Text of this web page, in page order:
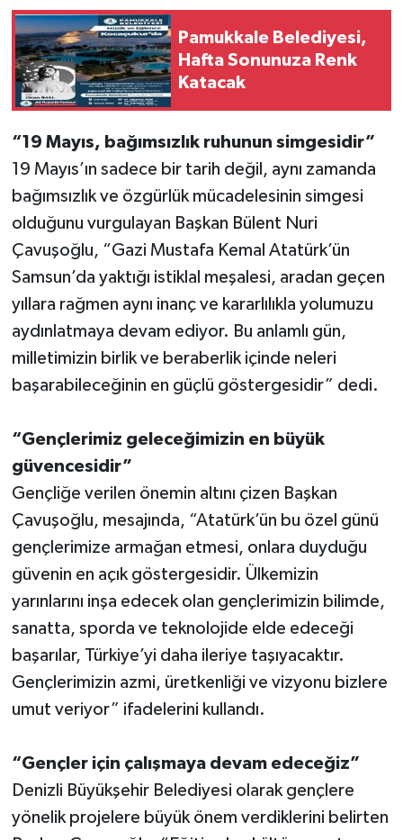
Pamukkale Belediyesi,
Hafta Sonunuza Renk
Katacak
“19 Mayıs, bağımsızlık ruhunun simgesidir”
19 Mayıs’ın sadece bir tarih değil, aynı zamanda
bağımsızlık ve özgürlük mücadelesinin simgesi
olduğunu vurgulayan Başkan Bülent Nuri
Çavuşoğlu, “Gazi Mustafa Kemal Atatürk’ün
Samsun’da yaktığı istiklal meşalesi, aradan geçen
yıllara rağmen aynı inanç ve kararlılıkla yolumuzu
aydınlatmaya devam ediyor. Bu anlamlı gün,
milletimizin birlik ve beraberlik içinde neleri
başarabileceğinin en güçlü göstergesidir” dedi.
“Gençlerimiz geleceğimizin en büyük
güvencesidir”
Gençliğe verilen önemin altını çizen Başkan
Çavuşoğlu, mesajında, “Atatürk’ün bu özel günü
gençlerimize armağan etmesi, onlara duyduğu
güvenin en açık göstergesidir. Ülkemizin
yarınlarını inşa edecek olan gençlerimizin bilimde,
sanatta, sporda ve teknolojide elde edeceği
başarılar, Türkiye’yi daha ileriye taşıyacaktır.
Gençlerimizin azmi, üretkenliği ve vizyonu bizlere
umut veriyor” ifadelerini kullandı.
“Gençler için çalışmaya devam edeceğiz”
Denizli Büyükşehir Belediyesi olarak gençlere
yönelik projelere büyük önem verdiklerini belirten